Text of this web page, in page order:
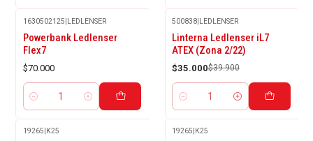
1630502125|LEDLENSER
Powerbank Ledlenser
Flex7
$70.000
Cantidad
-12%
OFF
500838|LEDLENSER
Linterna Ledlenser iL7
ATEX (Zona 2/22)
$35.000$39.900
Cantidad
19265 K25 19265 K25